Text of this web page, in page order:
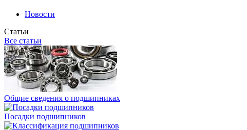
Новости
Статьи
Все статьи
Общие сведения о подшипниках
Посадки подшипников